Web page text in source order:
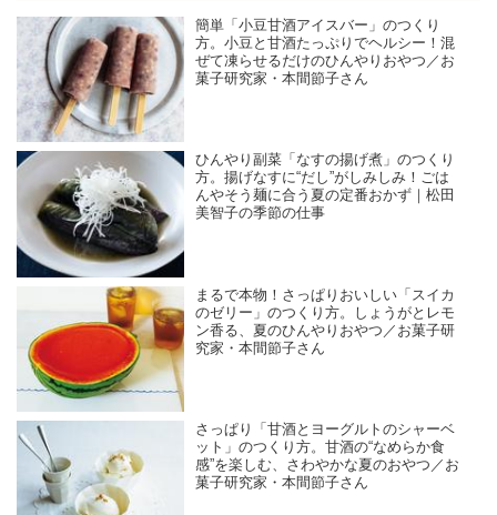
簡単「小豆甘酒アイスバー」のつくり
方。小豆と甘酒たっぷりでヘルシー！混
ぜて凍らせるだけのひんやりおやつ／お
菓子研究家・本間節子さん
ひんやり副菜「なすの揚げ煮」のつくり
方。揚げなすに“だし”がしみしみ！ごは
んやそう麺に合う夏の定番おかず｜松田
美智子の季節の仕事
まるで本物！さっぱりおいしい「スイカ
のゼリー」のつくり方。しょうがとレモ
ン香る、夏のひんやりおやつ／お菓子研
究家・本間節子さん
さっぱり「甘酒とヨーグルトのシャーベ
ット」のつくり方。甘酒の“なめらか食
感”を楽しむ、さわやかな夏のおやつ／お
菓子研究家・本間節子さん